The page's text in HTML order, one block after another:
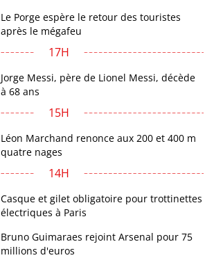
Le Porge espère le retour des touristes
après le mégafeu
17H
Jorge Messi, père de Lionel Messi, décède
à 68 ans
15H
Léon Marchand renonce aux 200 et 400 m
quatre nages
14H
Casque et gilet obligatoire pour trottinettes
électriques à Paris
Bruno Guimaraes rejoint Arsenal pour 75
millions d'euros